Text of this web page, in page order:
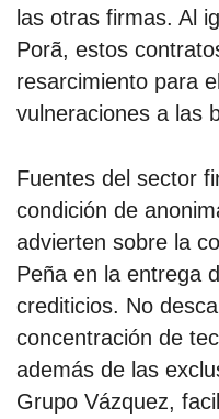
las otras firmas. Al
Porã, estos
resarcimiento para
vulneraciones a las
Fuentes del sector
condición de
advierten sobre la
Peña en la entrega
crediticios. No
concentración de
además de las
Grupo Vázquez,